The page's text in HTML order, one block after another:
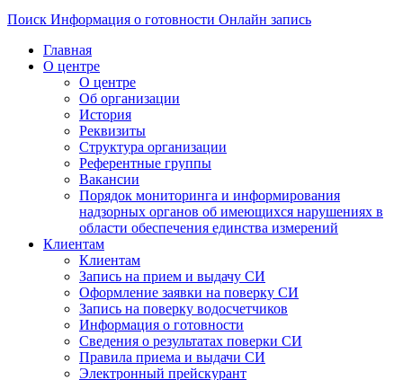
Поиск Информация о готовности Онлайн запись
Главная
О центре
О центре
Об организации
История
Реквизиты
Структура организации
Референтные группы
Вакансии
Порядок мониторинга и информирования
надзорных органов об имеющихся нарушениях в
области обеспечения единства измерений
Клиентам
Клиентам
Запись на прием и выдачу СИ
Оформление заявки на поверку СИ
Запись на поверку водосчетчиков
Информация о готовности
Сведения о результатах поверки СИ
Правила приема и выдачи СИ
Электронный прейскурант